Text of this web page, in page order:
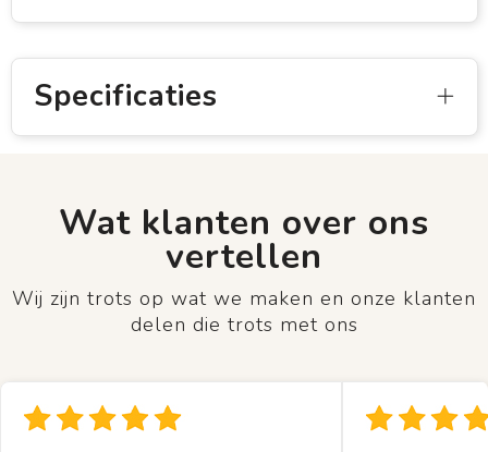
Specificaties
Wat klanten over ons
vertellen
Wij zijn trots op wat we maken en onze klanten
delen die trots met ons